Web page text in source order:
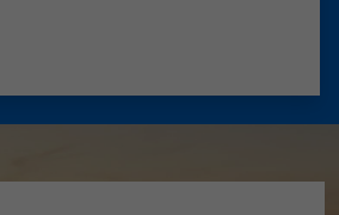
5 stelle su 5
su 5
su 5
5